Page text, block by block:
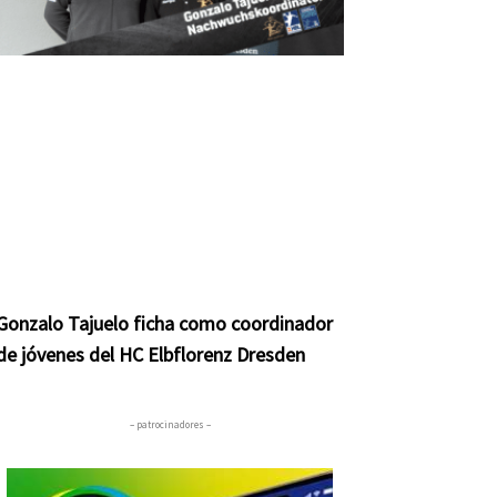
Tajuelo ficha como coordinador
jóvenes del HC Elbflorenz Dresden
– patrocinadores –